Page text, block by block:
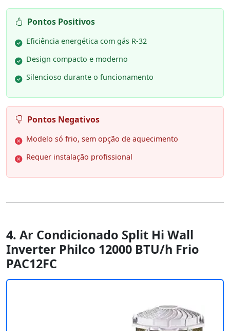
Pontos Positivos
Eficiência energética com gás R-32
Design compacto e moderno
Silencioso durante o funcionamento
Pontos Negativos
Modelo só frio, sem opção de aquecimento
Requer instalação profissional
4. Ar Condicionado Split Hi Wall
Inverter Philco 12000 BTU/h Frio
PAC12FC